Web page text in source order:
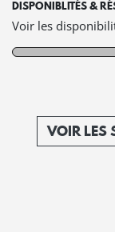
DISPONIBLITÉS &
Voir les
VOIR LES